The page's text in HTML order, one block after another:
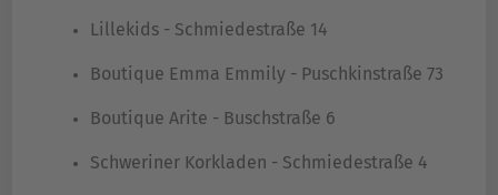
Lillekids - Schmiedestraße 14
Boutique Emma Emmily - Puschkinstraße 73
Boutique Arite - Buschstraße 6
Schweriner Korkladen - Schmiedestraße 4